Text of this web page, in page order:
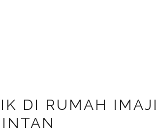
DI RUMAH IMAJI